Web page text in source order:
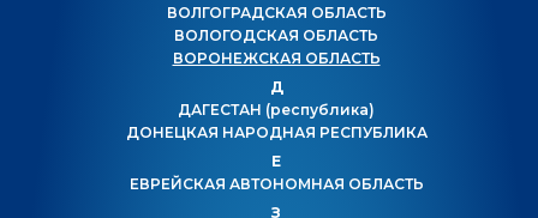
ВОЛГОГРАДСКАЯ ОБЛАСТЬ
ВОЛОГОДСКАЯ ОБЛАСТЬ
ВОРОНЕЖСКАЯ ОБЛАСТЬ
Д
ДАГЕСТАН (республика)
ДОНЕЦКАЯ НАРОДНАЯ РЕСПУБЛИКА
Е
ЕВРЕЙСКАЯ АВТОНОМНАЯ ОБЛАСТЬ
З